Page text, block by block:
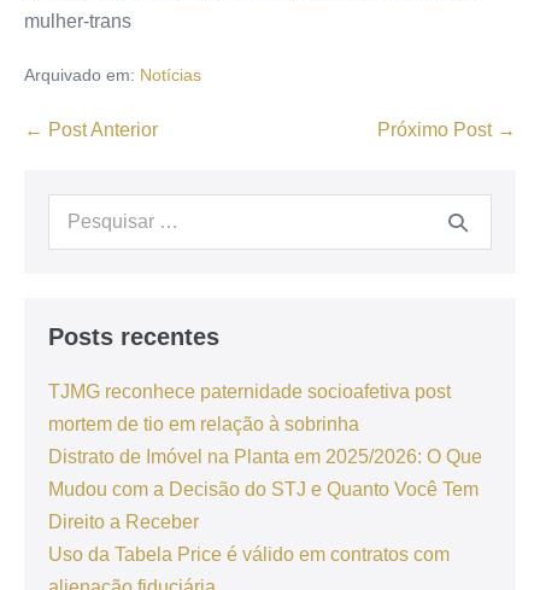
mulher-trans
Arquivado em: Notícias
← Post Anterior Próximo Post →
Posts recentes
TJMG reconhece paternidade socioafetiva post
mortem de tio em relação à sobrinha
Distrato de Imóvel na Planta em 2025/2026: O Que
Mudou com a Decisão do STJ e Quanto Você Tem
Direito a Receber
Uso da Tabela Price é válido em contratos com